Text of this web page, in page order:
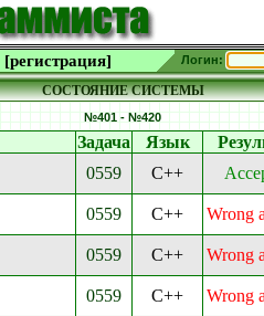
[регистрация] Логин:
СОСТОЯНИЕ СИСТЕМЫ
№401 - №420
Задача Язык
0559 C++
0559 C++ Wrong
0559 C++ Wrong
0559 C++ Wrong